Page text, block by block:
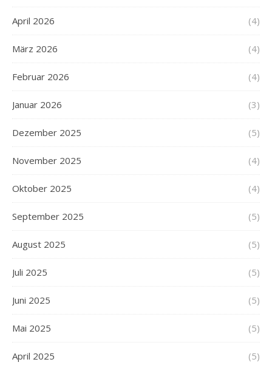
April 2026 (4)
März 2026 (4)
Februar 2026 (4)
Januar 2026 (3)
Dezember 2025 (5)
November 2025 (4)
Oktober 2025 (4)
September 2025 (5)
August 2025 (5)
Juli 2025 (5)
Juni 2025 (5)
Mai 2025 (5)
April 2025 (5)